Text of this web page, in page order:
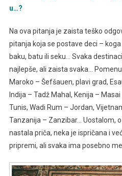
u…?
Na ova pitanja je zaista teško
pitanja koja se postave deci –
baku, batu ili seku… Svaka
najlepše, ali zaista svaka…
Maroko – Šefšauen, plavi grad,
Indija – Tadž Mahal, Kenija –
Tunis, Wadi Rum – Jordan,
Tanzanija – Zanzibar… Uostalom,
nastala priča, neka je ispričana i
pripremi, ali svaka ima posebno